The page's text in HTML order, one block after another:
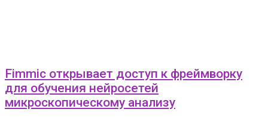
Fimmic открывает доступ к фреймворку
для обучения нейросетей
микроскопическому анализу